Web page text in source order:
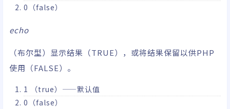
0（false）
echo
（布尔型）显示结果（TRUE），或将结果保留以供PHP
使用（FALSE）。
1 （true）——默认值
0（false）